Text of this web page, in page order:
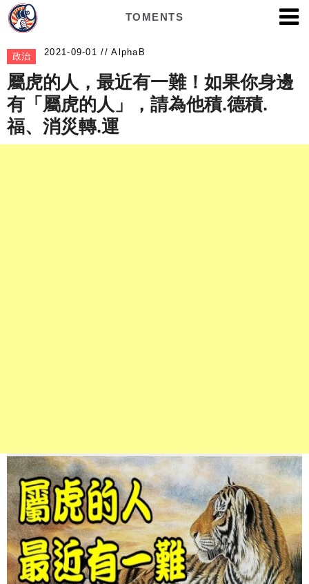
TOMENTS
政治 AlphaB
屬虎的人，最近有一難！如果你身邊
有「屬虎的人」，請為他積.德積.
福、消災轉.運